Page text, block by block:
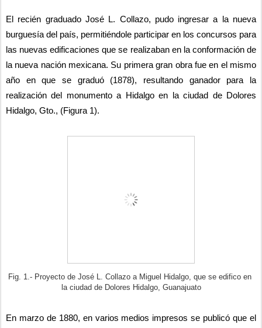
El recién graduado José L. Collazo, pudo ingresar a la nueva
burguesía del país, permitiéndole participar en los concursos para
las nuevas edificaciones que se realizaban en la conformación de
la nueva nación mexicana. Su primera gran obra fue en el mismo
año en que se graduó (1878), resultando ganador para la
realización del monumento a Hidalgo en la ciudad de Dolores
Hidalgo, Gto., (Figura 1).
Fig. 1.- Proyecto de José L. Collazo a Miguel Hidalgo, que se edifico en
la ciudad de Dolores Hidalgo, Guanajuato
En marzo de 1880, en varios medios impresos se publicó que el